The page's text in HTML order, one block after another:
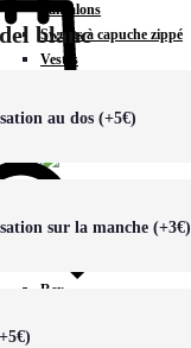
Pantalons
Sweats à capuche zippé
Vestes
Rex
blanc
au dos (+5€)
sur la manche (+3€)